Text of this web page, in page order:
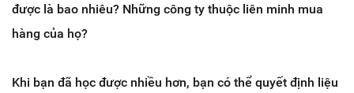
được là bao nhiêu? Những công ty thuộc liên minh mua
hàng của họ?
Khi bạn đã học được nhiều hơn, bạn có thể quyết định liệu